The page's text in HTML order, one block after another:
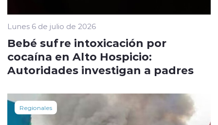
Lunes 6 de julio de 2026
Bebé sufre intoxicación por
cocaína en Alto Hospicio:
Autoridades investigan a padres
Regionales